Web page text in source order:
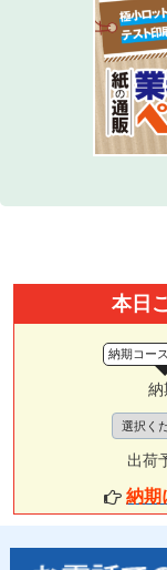
本日
納期コー
納
出荷
納期